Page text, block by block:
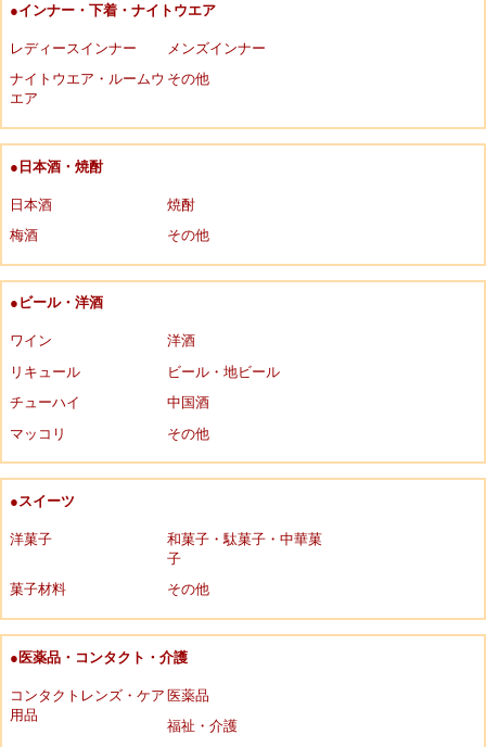
●インナー・下着・ナイトウエア
レディースインナー
メンズインナー
ナイトウエア・ルームウ
エア
その他
●日本酒・焼酎
日本酒
焼酎
梅酒
その他
●ビール・洋酒
ワイン
洋酒
リキュール
ビール・地ビール
チューハイ
中国酒
マッコリ
その他
●スイーツ
洋菓子
和菓子・駄菓子・中華菓
子
菓子材料
その他
●医薬品・コンタクト・介護
コンタクトレンズ・ケア
用品
医薬品
福祉・介護